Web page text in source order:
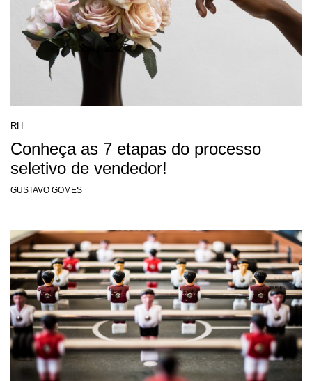
RH
Conheça as 7 etapas do processo
seletivo de vendedor!
GUSTAVO GOMES